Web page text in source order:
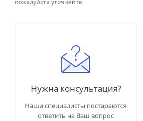
пожалуйста уточняйте.
Нужна консультация?
Наши специалисты постараются
ответить на Ваш вопрос